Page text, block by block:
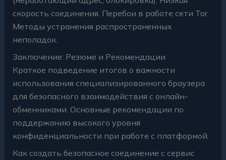
скорость соединения. Перебои в работе сети Tor.
Методы устранения распространенных
неполадок.
Заключение: Резюме и Рекомендации
Краткое подведение итогов о важности
использования специализированного браузера
для безопасного взаимодействия с онлайн-
обменниками. Основные рекомендации по
поддержанию высокого уровня
конфиденциальности при работе с платформой.
Как создать безопасное соединение с сервис